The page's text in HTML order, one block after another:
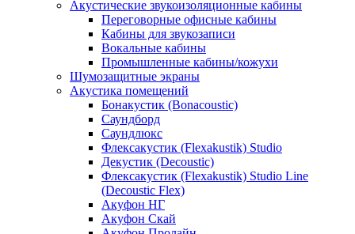
Акустические звукоизоляционные кабины
Переговорные офисные кабины
Кабины для звукозаписи
Вокальные кабины
Промышленные кабины/кожухи
Шумозащитные экраны
Акустика помещений
Бонакустик (Bonacoustic)
Саундборд
Саундлюкс
Флексакустик (Flexakustik) Studio
Декустик (Decoustic)
Флексакустик (Flexakustik) Studio Line
(Decoustic Flex)
Акуфон НГ
Акуфон Скай